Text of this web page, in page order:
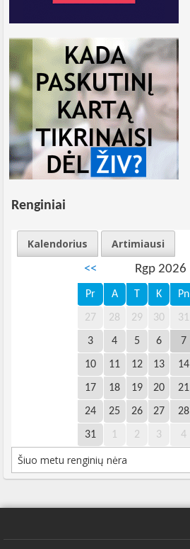
Renginiai
Kalendorius
Artimiausi
<<
Rgp 2026
Pr A T K Pn
27 28 29 30 31
3 4 5 6 7
10 11 12 13 14
17 18 19 20 21
24 25 26 27 28
31 1 2 3 4
Šiuo metu renginių nėra